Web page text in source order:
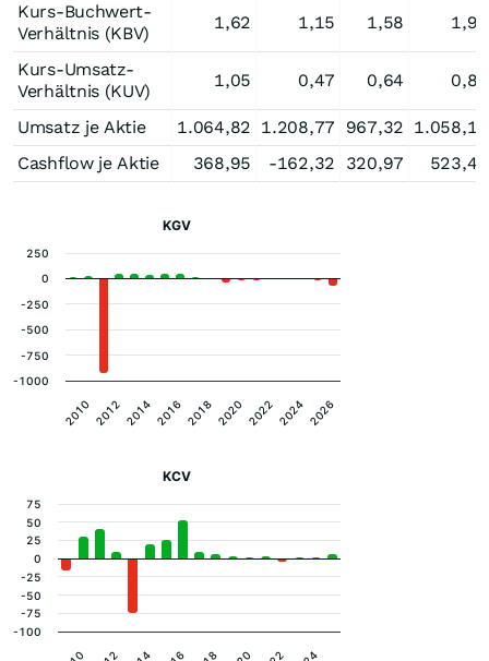
Kurs-Buchwert-
Verhältnis (KBV)
1,62 1,15 1,58 1,97
Kurs-Umsatz-
Verhältnis (KUV)
1,05 0,47 0,64 0,80
Umsatz je Aktie 1.064,82 1.208,77 967,32 1.058,13
Cashflow je Aktie
368,95 -162,32 320,97 523,47
KGV
2010 2012 2014 2016 2018 2020 2022 2024 2026
-1000
-750
-500
-250
0
250
KCV
-100
-75
-50
-25
0
25
50
75